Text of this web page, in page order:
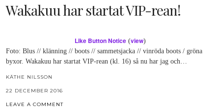
Wakakuu har startat VIP-rean!
Like Button Notice(view)
Foto: Blus // klänning // boots // sammetsjacka // vinröda boots / gröna
byxor. Wakakuu har startat VIP-rean (kl. 16) så nu har jag och…
KÄTHE NILSSON
22 DECEMBER 2016
LEAVE A COMMENT